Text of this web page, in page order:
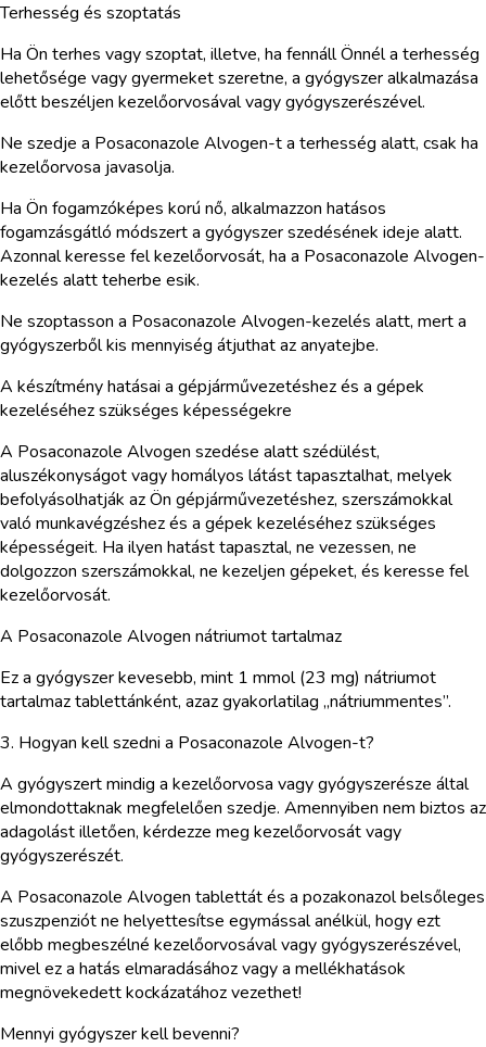
Terhesség és szoptatás
Ha Ön terhes vagy szoptat, illetve, ha fennáll Önnél a terhesség
lehetősége vagy gyermeket szeretne, a gyógyszer alkalmazása
előtt beszéljen kezelőorvosával vagy gyógyszerészével.
Ne szedje a Posaconazole Alvogen-t a terhesség alatt, csak ha
kezelőorvosa javasolja.
Ha Ön fogamzóképes korú nő, alkalmazzon hatásos
fogamzásgátló módszert a gyógyszer szedésének ideje alatt.
Azonnal keresse fel kezelőorvosát, ha a Posaconazole Alvogen-
kezelés alatt teherbe esik.
Ne szoptasson a Posaconazole Alvogen-kezelés alatt, mert a
gyógyszerből kis mennyiség átjuthat az anyatejbe.
A készítmény hatásai a gépjárművezetéshez és a gépek
kezeléséhez szükséges képességekre
A Posaconazole Alvogen szedése alatt szédülést,
aluszékonyságot vagy homályos látást tapasztalhat, melyek
befolyásolhatják az Ön gépjárművezetéshez, szerszámokkal
való munkavégzéshez és a gépek kezeléséhez szükséges
képességeit. Ha ilyen hatást tapasztal, ne vezessen, ne
dolgozzon szerszámokkal, ne kezeljen gépeket, és keresse fel
kezelőorvosát.
A Posaconazole Alvogen nátriumot tartalmaz
Ez a gyógyszer kevesebb, mint 1 mmol (23 mg) nátriumot
tartalmaz tablettánként, azaz gyakorlatilag „nátriummentes”.
3. Hogyan kell szedni a Posaconazole Alvogen-t?
A gyógyszert mindig a kezelőorvosa vagy gyógyszerésze által
elmondottaknak megfelelően szedje. Amennyiben nem biztos az
adagolást illetően, kérdezze meg kezelőorvosát vagy
gyógyszerészét.
A Posaconazole Alvogen tablettát és a pozakonazol belsőleges
szuszpenziót ne helyettesítse egymással anélkül, hogy ezt
előbb megbeszélné kezelőorvosával vagy gyógyszerészével,
mivel ez a hatás elmaradásához vagy a mellékhatások
megnövekedett kockázatához vezethet!
Mennyi gyógyszer kell bevenni?